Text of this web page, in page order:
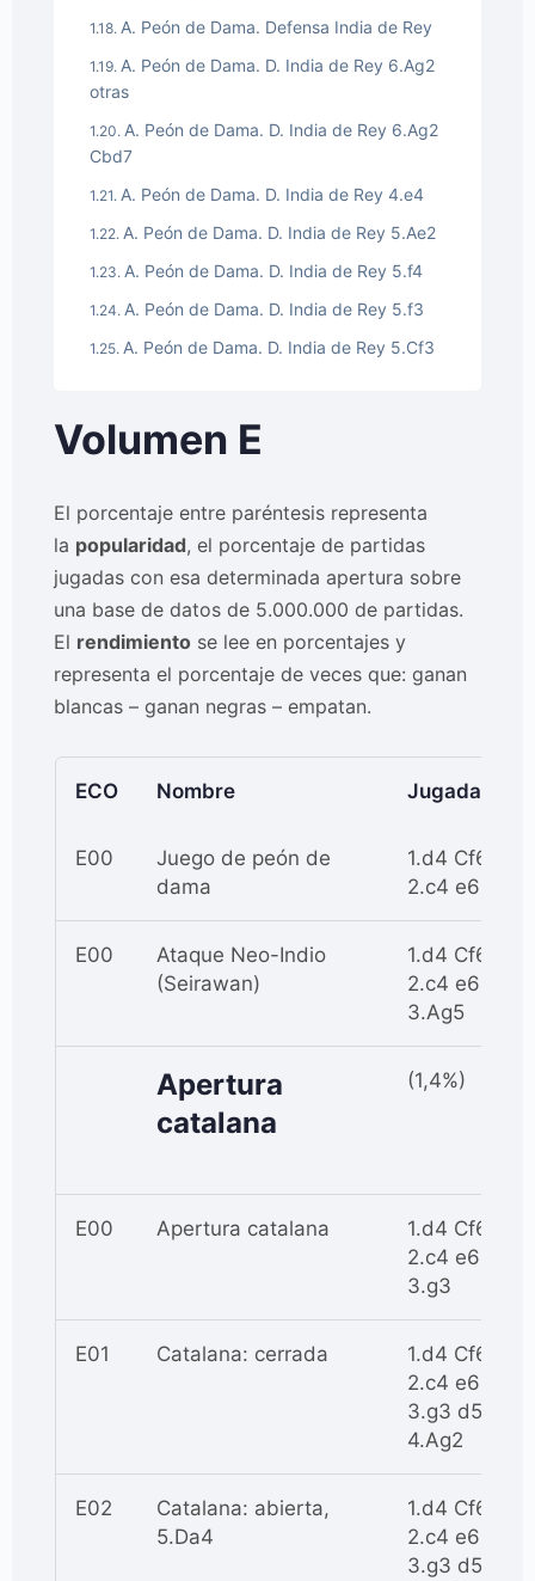
A. Peón de Dama. Defensa India de Rey
A. Peón de Dama. D. India de Rey 6.Ag2
otras
A. Peón de Dama. D. India de Rey 6.Ag2
Cbd7
A. Peón de Dama. D. India de Rey 4.e4
A. Peón de Dama. D. India de Rey 5.Ae2
A. Peón de Dama. D. India de Rey 5.f4
A. Peón de Dama. D. India de Rey 5.f3
A. Peón de Dama. D. India de Rey 5.Cf3
Volumen E
El porcentaje entre paréntesis representa
la popularidad, el porcentaje de partidas
jugadas con esa determinada apertura sobre
una base de datos de 5.000.000 de partidas.
El rendimiento se lee en porcentajes y
representa el porcentaje de veces que: ganan
blancas – ganan negras – empatan.
ECO Nombre Jugadas
E00
Juego de peón de
dama
1.d4 Cf6
2.c4 e6
E00
Ataque Neo-Indio
(Seirawan)
1.d4 Cf6
2.c4 e6
3.Ag5
Apertura
catalana
(1,4%)
E00 Apertura catalana
1.d4 Cf6
2.c4 e6
3.g3
E01 Catalana: cerrada
1.d4 Cf6
2.c4 e6
3.g3 d5
4.Ag2
E02
Catalana: abierta,
5.Da4
1.d4 Cf6
2.c4 e6
3.g3 d5